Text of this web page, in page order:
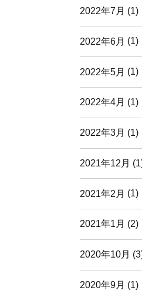
2022年7月 (1)
2022年6月 (1)
2022年5月 (1)
2022年4月 (1)
2022年3月 (1)
2021年12月
2021年2月 (1)
2021年1月 (2)
2020年10月
2020年9月 (1)